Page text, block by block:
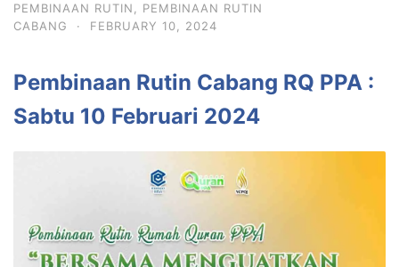
PEMBINAAN RUTIN
PEMBINAAN RUTIN
CABANG
· FEBRUARY 10, 2024
Pembinaan Rutin Cabang RQ PPA :
Sabtu 10 Februari 2024